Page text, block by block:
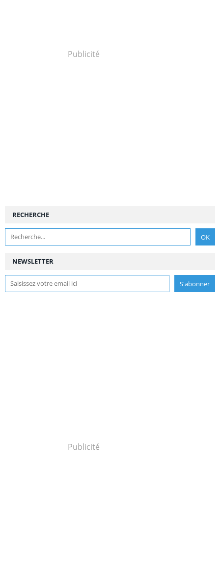
Publicité
NEWSLETTER
RECHERCHE
Publicité